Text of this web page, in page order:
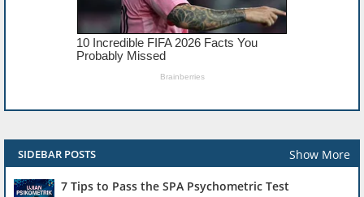
SIDEBAR POSTS Show More
7 Tips to Pass the SPA Psychometric Test